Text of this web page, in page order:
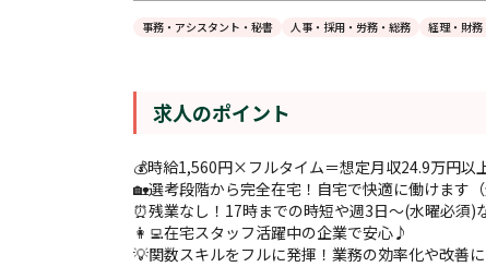
事務・アシスタント・秘書 人事・採用・労務・総務 経理・財務
求人のポイント
💰時給1,560円×フルタイム＝想定月収24.9万円以
🏡選考段階から完全在宅！自宅で快適に働けます（
⏰残業なし！17時までの時短や週3日～(水曜必須)
👩‍💻在宅スタッフ活躍中の企業で安心♪
💡関数スキルをフルに発揮！業務の効率化や改善